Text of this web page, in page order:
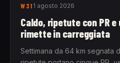
W31 1 agosto 2026
Caldo, ripetute con PR
rimette in carreggiata
Settimana da 64 km segnata